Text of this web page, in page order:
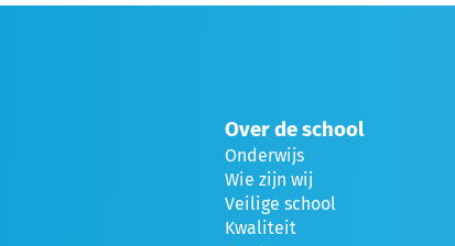
Over de school
Onderwijs
Wie zijn wij
Veilige school
Kwaliteit